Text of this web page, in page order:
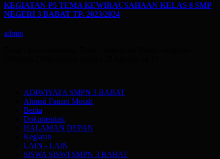
KEGIATAN P5 TEMA KEWIRAUSAHAAN KELAS 8 SMP
NEGERI 3 BABAT TP. 2023/2024
admin
ADIWIYATA SMPN 3 BABAT
Ahmad Fanani Mosah
Berita
Dokumentasi
HALAMAN DEPAN
Kegiatan
LAIN - LAIN
SISWA SISWI SMPN 3 BABAT